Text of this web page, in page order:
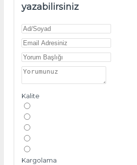
yazabilirsiniz
Kalite
Kargolama